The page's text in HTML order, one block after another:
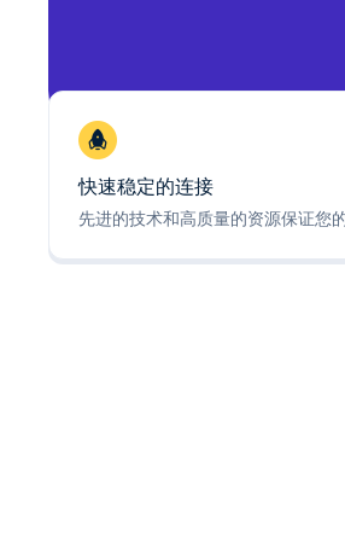
快速稳定的连接
先进的技术和高质量的资源保证您